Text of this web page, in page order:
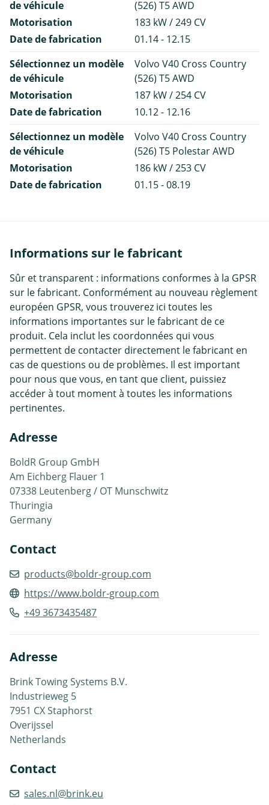
de véhicule
(526) T5 AWD
Motorisation
183 kW / 249 CV
Date de fabrication
01.14 - 12.15
Sélectionnez un modèle
de véhicule
Volvo V40 Cross Country
(526) T5 AWD
Motorisation
187 kW / 254 CV
Date de fabrication
10.12 - 12.16
Sélectionnez un modèle
de véhicule
Volvo V40 Cross Country
(526) T5 Polestar AWD
Motorisation
186 kW / 253 CV
Date de fabrication
01.15 - 08.19
Informations sur le fabricant
Sûr et transparent : informations conformes à la GPSR
sur le fabricant. Conformément au nouveau règlement
européen GPSR, vous trouverez ici toutes les
informations importantes sur le fabricant de ce
produit. Cela inclut les coordonnées qui vous
permettent de contacter directement le fabricant en
cas de questions ou de problèmes. Il est important
pour nous que vous, en tant que client, puissiez
accéder à tout moment à toutes les informations
pertinentes.
Adresse
BoldR Group GmbH
Am Eichberg Flauer 1
07338 Leutenberg / OT Munschwitz
Thuringia
Germany
Contact
products@boldr-group.com
https://www.boldr-group.com
+49 3673435487
Adresse
Brink Towing Systems B.V.
Industrieweg 5
7951 CX Staphorst
Overijssel
Netherlands
Contact
sales.nl@brink.eu